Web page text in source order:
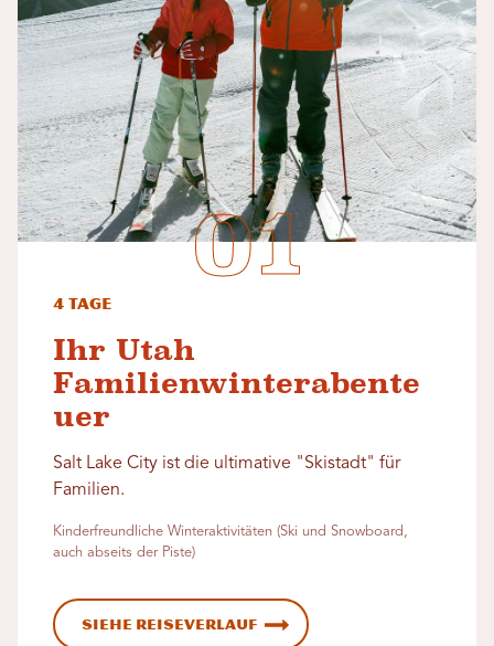
4 Tage
Ihr Utah
Familienwinterabente
uer
Salt Lake City ist die ultimative "Skistadt" für
Familien.
Kinderfreundliche Winteraktivitäten (Ski und Snowboard,
auch abseits der Piste)
Siehe Reiseverlauf